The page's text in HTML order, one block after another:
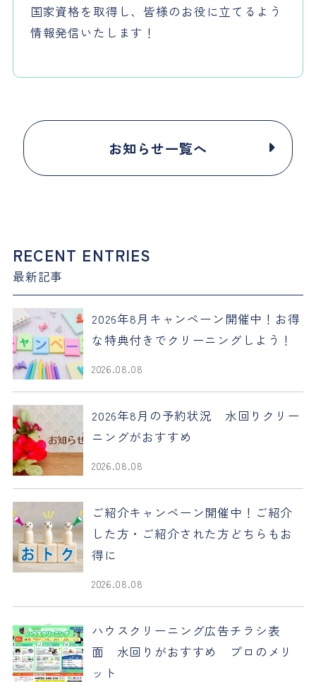
国家資格を取得し、皆様のお役に立てるよう
情報発信いたします！
お知らせ一覧へ
RECENT ENTRIES
最新記事
2026年8月キャンペーン開催中！お得
な特典付きでクリーニングしよう！
2026.08.08
2026年8月の予約状況 水回りクリー
ニングがおすすめ
2026.08.08
ご紹介キャンペーン開催中！ご紹介
した方・ご紹介された方どちらもお
得に
2026.08.08
ハウスクリーニング広告チラシ表
面 水回りがおすすめ プロのメリ
ット